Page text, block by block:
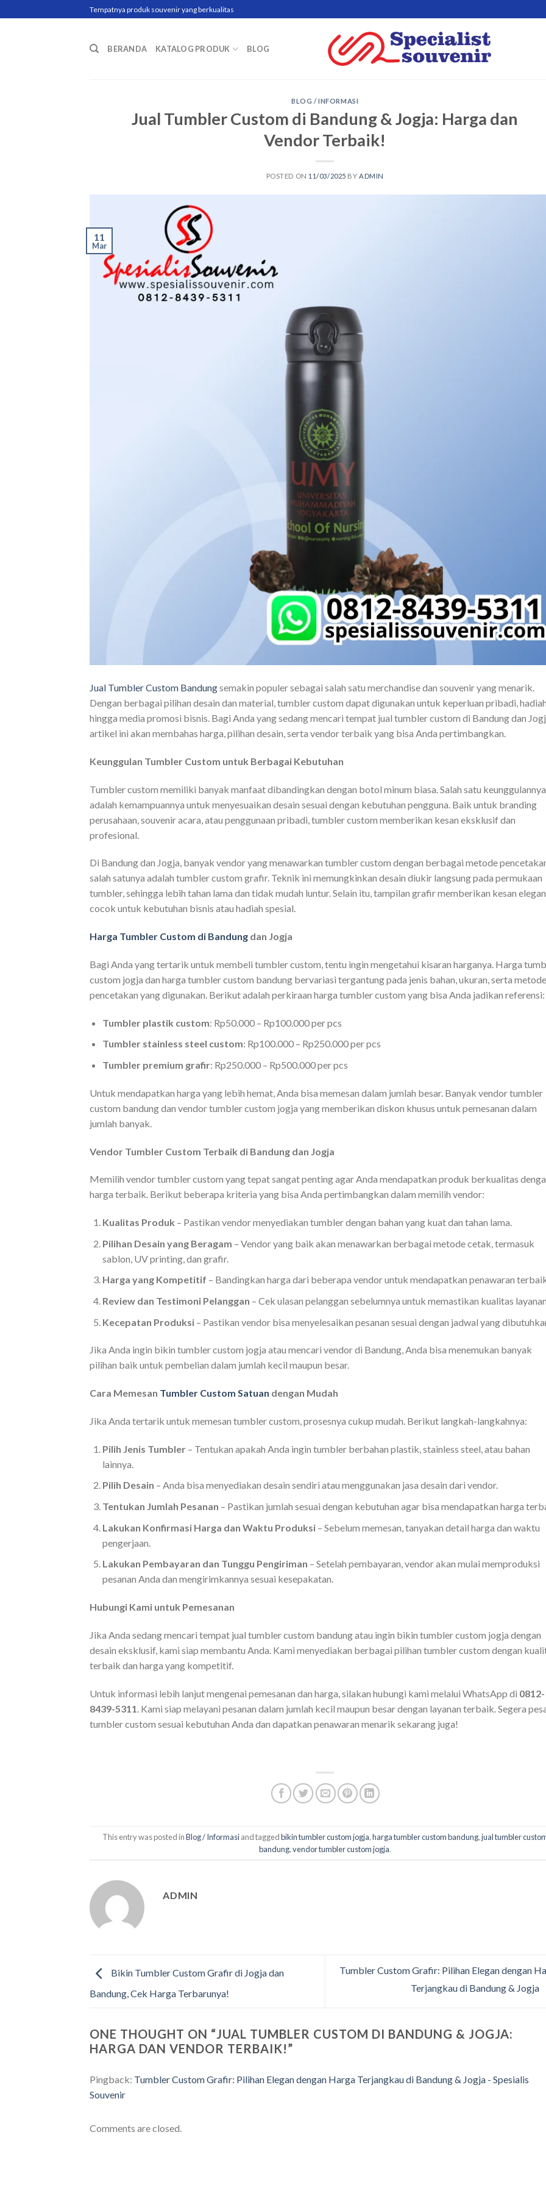
to
Tempatnya produk souvenir yang berkualitas
BERANDA KATALOG PRODUK BLOG
BLOG / INFORMASI
Jual Tumbler Custom di Bandung & Jogja: Harga dan
Vendor Terbaik!
POSTED ON 11/03/2025 BY ADMIN
11
Mar
Jual Tumbler Custom Bandungsemakin populer sebagai salah satu merchandise dan souvenir yang menarik.
Dengan berbagai pilihan desain dan material, tumbler custom dapat digunakan untuk keperluan pribadi,
hingga media promosi bisnis. Bagi Anda yang sedang mencari tempat jual tumbler custom di Bandung dan
artikel ini akan membahas harga, pilihan desain, serta vendor terbaik yang bisa Anda pertimbangkan.
Keunggulan Tumbler Custom untuk Berbagai Kebutuhan
Tumbler custom memiliki banyak manfaat dibandingkan dengan botol minum biasa. Salah satu keunggulannya
adalah kemampuannya untuk menyesuaikan desain sesuai dengan kebutuhan pengguna. Baik untuk branding
perusahaan, souvenir acara, atau penggunaan pribadi, tumbler custom memberikan kesan eksklusif dan
profesional.
Di Bandung dan Jogja, banyak vendor yang menawarkan tumbler custom dengan berbagai metode
salah satunya adalah tumbler custom grafir. Teknik ini memungkinkan desain diukir langsung pada permukaan
tumbler, sehingga lebih tahan lama dan tidak mudah luntur. Selain itu, tampilan grafir memberikan kesan
cocok untuk kebutuhan bisnis atau hadiah spesial.
Harga Tumbler Custom di Bandung dan Jogja
Bagi Anda yang tertarik untuk membeli tumbler custom, tentu ingin mengetahui kisaran harganya. Harga
custom jogja dan harga tumbler custom bandung bervariasi tergantung pada jenis bahan, ukuran, serta metode
pencetakan yang digunakan. Berikut adalah perkiraan harga tumbler custom yang bisa Anda jadikan referensi:
Tumbler plastik custom: Rp50.000 – Rp100.000 per pcs
Tumbler stainless steel custom: Rp100.000 – Rp250.000 per pcs
Tumbler premium grafir: Rp250.000 – Rp500.000 per pcs
Untuk mendapatkan harga yang lebih hemat, Anda bisa memesan dalam jumlah besar. Banyak vendor tumbler
custom bandung dan vendor tumbler custom jogja yang memberikan diskon khusus untuk pemesanan dalam
jumlah banyak.
Vendor Tumbler Custom Terbaik di Bandung dan Jogja
Memilih vendor tumbler custom yang tepat sangat penting agar Anda mendapatkan produk berkualitas
harga terbaik. Berikut beberapa kriteria yang bisa Anda pertimbangkan dalam memilih vendor:
Kualitas Produk – Pastikan vendor menyediakan tumbler dengan bahan yang kuat dan tahan lama.
Pilihan Desain yang Beragam – Vendor yang baik akan menawarkan berbagai metode cetak, termasuk
sablon, UV printing, dan grafir.
Harga yang Kompetitif – Bandingkan harga dari beberapa vendor untuk mendapatkan penawaran
Review dan Testimoni Pelanggan – Cek ulasan pelanggan sebelumnya untuk memastikan kualitas
Kecepatan Produksi– Pastikan vendor bisa menyelesaikan pesanan sesuai dengan jadwal yang
Jika Anda ingin bikin tumbler custom jogja atau mencari vendor di Bandung, Anda bisa menemukan banyak
pilihan baik untuk pembelian dalam jumlah kecil maupun besar.
Cara Memesan Tumbler Custom Satuan dengan Mudah
Jika Anda tertarik untuk memesan tumbler custom, prosesnya cukup mudah. Berikut langkah-langkahnya:
Pilih Jenis Tumbler– Tentukan apakah Anda ingin tumbler berbahan plastik, stainless steel, atau bahan
lainnya.
Pilih Desain – Anda bisa menyediakan desain sendiri atau menggunakan jasa desain dari vendor.
Tentukan Jumlah Pesanan – Pastikan jumlah sesuai dengan kebutuhan agar bisa mendapatkan harga
Lakukan Konfirmasi Harga dan Waktu Produksi– Sebelum memesan, tanyakan detail harga dan waktu
pengerjaan.
Lakukan Pembayaran dan Tunggu Pengiriman – Setelah pembayaran, vendor akan mulai memproduksi
pesanan Anda dan mengirimkannya sesuai kesepakatan.
Hubungi Kami untuk Pemesanan
Jika Anda sedang mencari tempat jual tumbler custom bandung atau ingin bikin tumbler custom jogja dengan
desain eksklusif, kami siap membantu Anda. Kami menyediakan berbagai pilihan tumbler custom dengan
terbaik dan harga yang kompetitif.
Untuk informasi lebih lanjut mengenai pemesanan dan harga, silakan hubungi kami melalui WhatsApp di 0812-
8439-5311 . Kami siap melayani pesanan dalam jumlah kecil maupun besar dengan layanan terbaik. Segera
tumbler custom sesuai kebutuhan Anda dan dapatkan penawaran menarik sekarang juga!
This entry was posted inBlog / Informasiand taggedbikin tumbler custom jogja,harga tumbler custom bandung,jual tumbler
bandung,vendor tumbler custom jogja.
ADMIN
Bikin Tumbler Custom Grafir di Jogja dan
Bandung, Cek Harga Terbarunya!
Tumbler Custom Grafir: Pilihan Elegan dengan
Terjangkau di Bandung & Jogja
ONE THOUGHT ON “JUAL TUMBLER CUSTOM DI BANDUNG & JOGJA:
HARGA DAN VENDOR TERBAIK!”
Pingback: Tumbler Custom Grafir: Pilihan Elegan dengan Harga Terjangkau di Bandung & Jogja - Spesialis
Souvenir
Comments are closed.